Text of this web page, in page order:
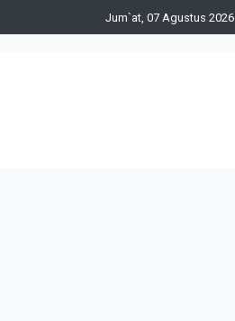
Jum`at, 07 Agustus 2026